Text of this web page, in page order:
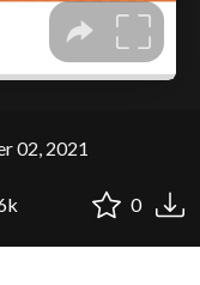
02, 2021
0